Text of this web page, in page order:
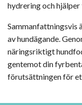
hydrering och
Sammanfattningsvis
av hundägande.
näringsriktigt
gentemot din
förutsättningen för